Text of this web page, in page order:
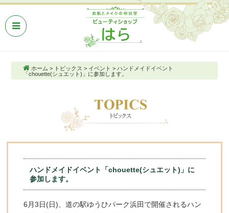
ホーム > トピックス > イベント > ハンドメイドイベント
「chouette(シュエット)」に参加します。
ハンドメイドイベント「chouette(シュエット)」に
参加します。
6月3日(日)、道の駅ゆうひパーク浜田で開催されるハン